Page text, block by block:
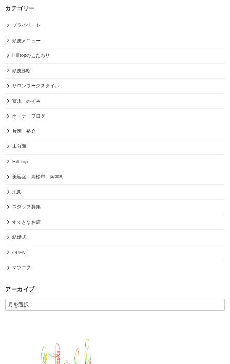
カテゴリー
プライベート
頭皮メニュー
Hilltopのこだわり
頭皮診断
サロンワークスタイル
冨永 のぞみ
オーナーブログ
片岡 裕介
未分類
Hill top
美容室 高松市 岡本町
地図
スタッフ募集
すてきなお店
結婚式
OPEN
マツエク
アーカイブ